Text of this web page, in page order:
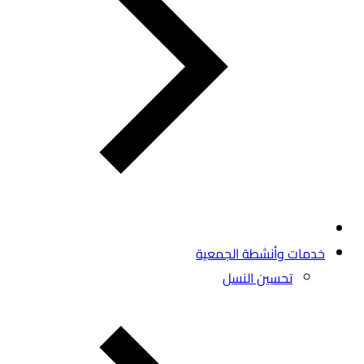
خدمات وأنشطة الجمعية
تحسين النسل